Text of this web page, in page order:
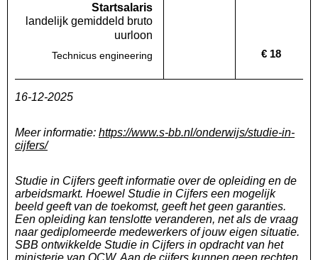
Startsalaris
landelijk gemiddeld bruto
uurloon
Technicus engineering Geen waarde bekendLandelijk
€ 18
16-12-2025
Meer informatie: https://www.s-bb.nl/onderwijs/studie-in-
cijfers/
Studie in Cijfers geeft informatie over de opleiding en de
arbeidsmarkt. Hoewel Studie in Cijfers een mogelijk
beeld geeft van de toekomst, geeft het geen garanties.
Een opleiding kan tenslotte veranderen, net als de vraag
naar gediplomeerde medewerkers of jouw eigen situatie.
SBB ontwikkelde Studie in Cijfers in opdracht van het
ministerie van OCW. Aan de cijfers kunnen geen rechten